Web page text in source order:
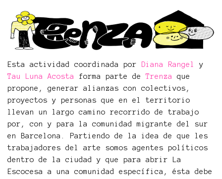
Esta actividad coordinada por Diana Rangel
y
Tau Luna Acosta
forma parte de Trenza
que
propone, generar alianzas con colectivos,
proyectos y personas que en el territorio
llevan un largo camino recorrido de trabajo
por, con y para la comunidad migrante del sur
en Barcelona. Partiendo de la idea de que les
trabajadores del arte somos agentes políticos
dentro de la ciudad y que para abrir La
Escocesa a una comunidad específica, ésta debe